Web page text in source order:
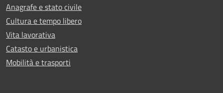
Anagrafe e stato civile
Cultura e tempo libero
Vita lavorativa
Catasto e urbanistica
Mobilità e trasporti